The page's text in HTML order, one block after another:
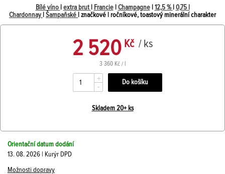
Bílé víno extra brut Francie| Champagne| 12,5 % 0,75 l
Chardonnay Šampaňské | značkové | ročníkové, toastový minerální charakter
2 520Kč / ks
3 360 Kč / l
+
-
Skladem 20+ ks
Orientační datum dodání
13. 08. 2026 | Kurýr DPD
Možnosti dopravy